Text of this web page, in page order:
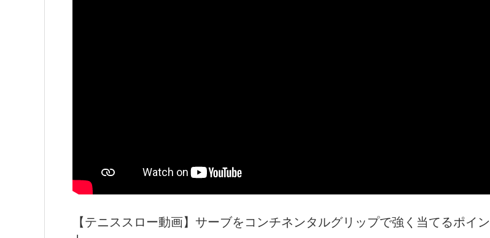
【テニススロー動画】サーブをコンチネンタルグリップで強く当てるポイン